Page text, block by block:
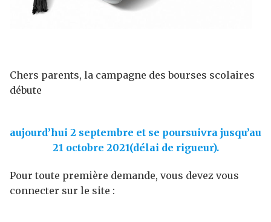
Chers parents, la campagne des bourses scolaires
débute
aujourd’hui 2 septembre et se poursuivra jusqu’au
21 octobre 2021(délai de rigueur).
Pour toute première demande, vous devez vous
connecter sur le site :